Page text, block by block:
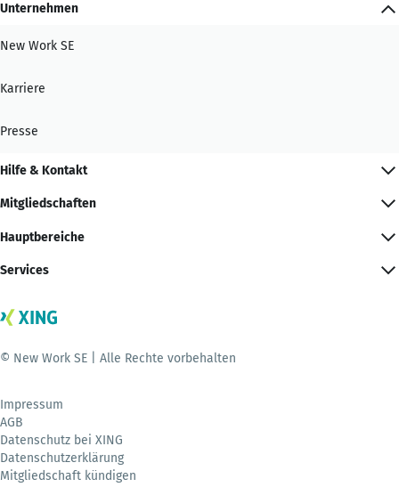
Unternehmen
New Work SE
Karriere
Presse
Hilfe & Kontakt
Mitgliedschaften
Hauptbereiche
Services
© New Work SE | Alle Rechte vorbehalten
Impressum
AGB
Datenschutz bei XING
Datenschutzerklärung
Mitgliedschaft kündigen